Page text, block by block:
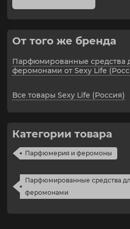
В нем сочетаются
неукротимая энергия
юности и безупречный вкус.
Ананас, клубника, мандарин,
образуют стартовый аккорд
составляют амбра, мускус и
Объем: 50 мл
От того же бренда
Парфюмированные средства
феромонами от Sexy Life
Все товары Sexy Life (Россия)
Категории товара
Парфюмерия и феромоны
Парфюмированные средства
феромонами